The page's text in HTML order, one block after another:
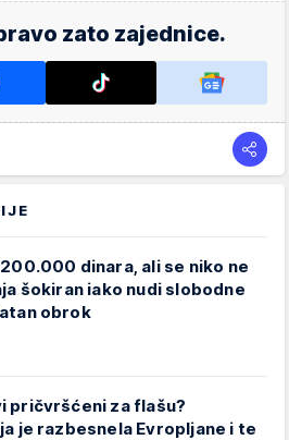
zato zajednice.
dinara, ali se niko ne
šokiran iako nudi slobodne
obrok
pričvršćeni za flašu?
je razbesnela Evropljane i te